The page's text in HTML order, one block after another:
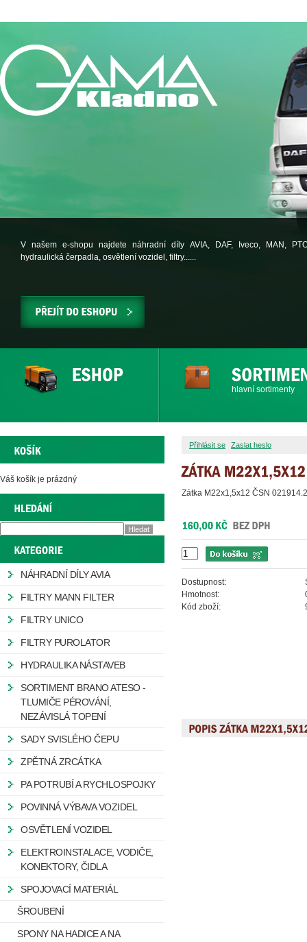
V našem e-shopu najdete náhradní díly AVIA, DAF, Iveco, MAN,
hydraulická čerpadla, osvětlení vozidel, filtry......
hlavní sortimenty
Přihlásit se Zaslat heslo
Zátka M22x1,5x12 ČSN
Dostupnost:
Hmotnost:
Kód zboží:
Váš košík je prázdný
NÁHRADNÍ DÍLY AVIA
FILTRY MANN FILTER
FILTRY UNICO
FILTRY PUROLATOR
HYDRAULIKA NÁSTAVEB
SORTIMENT BRANO ATESO -
TLUMIČE PÉROVÁNÍ,
NEZÁVISLÁ TOPENÍ
SADY SVISLÉHO ČEPU
ZPĚTNÁ ZRCÁTKA
PA POTRUBÍ A RYCHLOSPOJKY
POVINNÁ VÝBAVA VOZIDEL
OSVĚTLENÍ VOZIDEL
ELEKTROINSTALACE, VODIČE,
KONEKTORY, ČIDLA
SPOJOVACÍ MATERIÁL
ŠROUBENÍ
SPONY NA HADICE A NA